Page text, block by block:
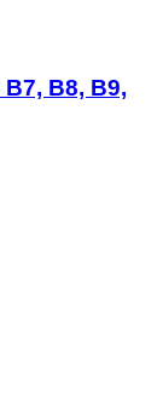
B8, B9,